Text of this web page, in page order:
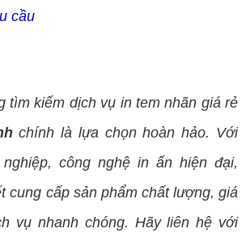
cầu
kiếm dịch vụ in tem nhãn giá rẻ
chính là lựa chọn hoàn hảo. Với
công nghệ in ấn hiện đại,
cung cấp sản phẩm chất lượng, giá
vụ nhanh chóng. Hãy liên hệ với